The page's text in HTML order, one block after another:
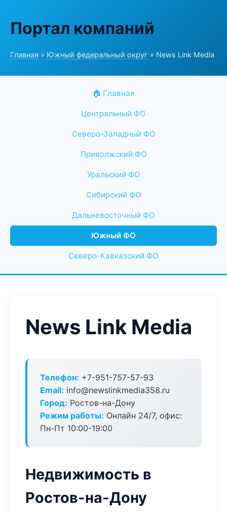
Портал компаний
Главная » Южный федеральный округ » News Link Media
🏠 Главная
Центральный ФО
Северо-Западный ФО
Приволжский ФО
Уральский ФО
Сибирский ФО
Дальневосточный ФО
Южный ФО
Северо-Кавказский ФО
News Link Media
Телефон: +7-951-757-57-93
Email: info@newslinkmedia358.ru
Город: Ростов-на-Дону
Режим работы: Онлайн 24/7, офис:
Пн-Пт 10:00-19:00
Недвижимость в
Ростов-на-Дону